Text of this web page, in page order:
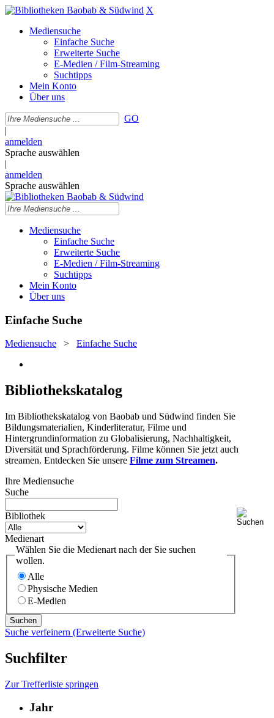
X
Mediensuche
Einfache Suche
Erweiterte Suche
E-Medien / Film-Streaming
Suchtipps
Mein Konto
Über uns
GO
|
anmelden
Sprache auswählen
|
anmelden
Sprache auswählen
Mediensuche
Einfache Suche
Erweiterte Suche
E-Medien / Film-Streaming
Suchtipps
Mein Konto
Über uns
Einfache Suche
Mediensuche > Einfache Suche
Bibliothekskatalog
Im Bibliothekskatalog von Baobab und Südwind finden Sie
Bildungsmaterialien, Kinderliteratur, Filme und
Hintergrundinformation zu Globalisierung, Nachhaltigkeit,
Diversität und Sprachförderung. Filme können Sie jetzt auch
streamen. Entdecken Sie unsere Filme zum Streamen.
Ihre Mediensuche
Suche
Bibliothek
Medienart
Wählen Sie die Medienart nach der Sie suchen
wollen.
Alle
Physische Medien
E-Medien
Suche verfeinern (Erweiterte Suche)
Suchfilter
Zur Trefferliste springen
Jahr